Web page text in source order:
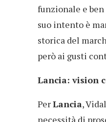
funzionale e
suo intento è
storica del
però ai gusti
Lancia: vision
PerLancia,